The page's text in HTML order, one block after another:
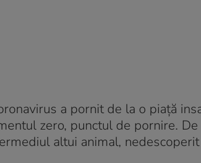
a pornit de la o piață
zero, punctul de pornire.
altui animal,